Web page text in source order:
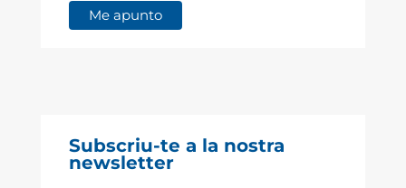
Subscriu-te a la nostra
newsletter